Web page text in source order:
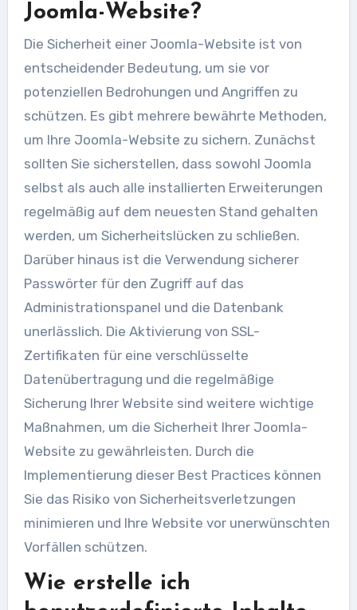
Joomla-Website?
Die Sicherheit einer Joomla-Website ist von
entscheidender Bedeutung, um sie vor
potenziellen Bedrohungen und Angriffen zu
schützen. Es gibt mehrere bewährte Methoden,
um Ihre Joomla-Website zu sichern. Zunächst
sollten Sie sicherstellen, dass sowohl Joomla
selbst als auch alle installierten Erweiterungen
regelmäßig auf dem neuesten Stand gehalten
werden, um Sicherheitslücken zu schließen.
Darüber hinaus ist die Verwendung sicherer
Passwörter für den Zugriff auf das
Administrationspanel und die Datenbank
unerlässlich. Die Aktivierung von SSL-
Zertifikaten für eine verschlüsselte
Datenübertragung und die regelmäßige
Sicherung Ihrer Website sind weitere wichtige
Maßnahmen, um die Sicherheit Ihrer Joomla-
Website zu gewährleisten. Durch die
Implementierung dieser Best Practices können
Sie das Risiko von Sicherheitsverletzungen
minimieren und Ihre Website vor unerwünschten
Vorfällen schützen.
Wie erstelle ich